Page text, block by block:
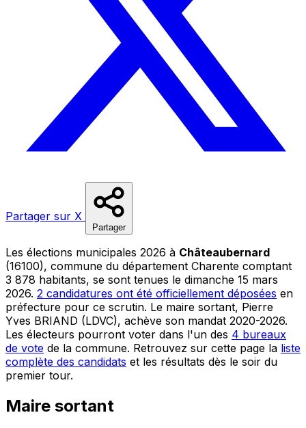
Partager sur X
Partager
Les élections municipales 2026 à Châteaubernard
(16100), commune du département Charente comptant
3 878 habitants, se sont tenues le dimanche 15 mars
2026. 2 candidatures ont été officiellement déposées en
préfecture pour ce scrutin. Le maire sortant, Pierre
Yves BRIAND (LDVC), achève son mandat 2020-2026.
Les électeurs pourront voter dans l'un des 4 bureaux
de vote de la commune. Retrouvez sur cette page la liste
complète des candidats et les résultats dès le soir du
premier tour.
Maire sortant